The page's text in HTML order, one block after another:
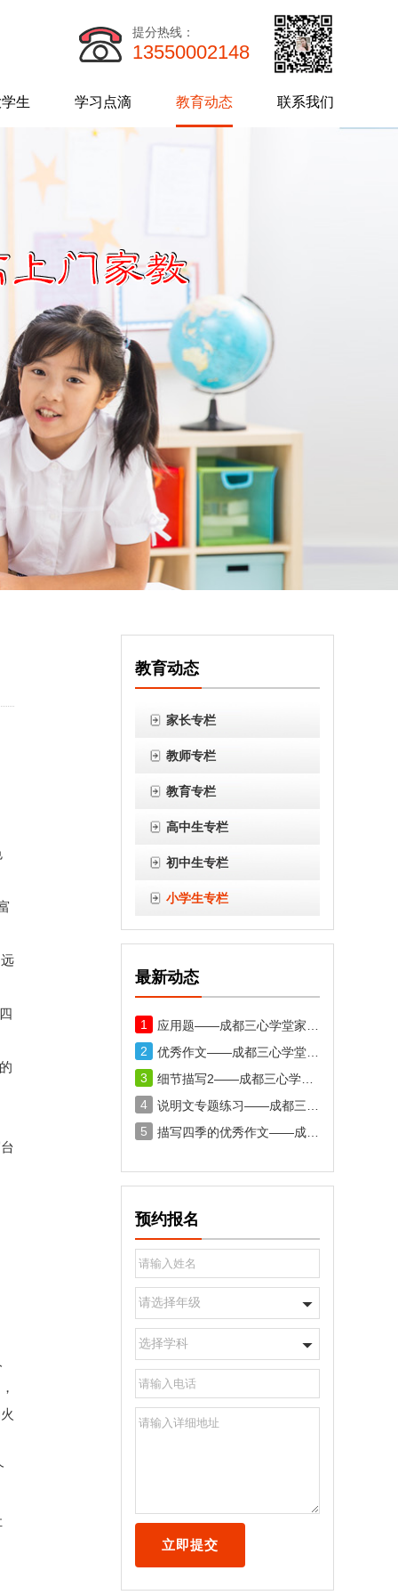
提分热线：
13550002148
生 学习点滴 教育动态 联系我们
教育动态
家长专栏
教师专栏
教育专栏
高中生专栏
初中生专栏
小学生专栏
最新动态
1
应用题——成都三心学堂家教网
2
优秀作文——成都三心学堂家教网
3
细节描写2——成都三心学堂家教网
4
说明文专题练习——成都三心学堂家教网
5
描写四季的优秀作文——成都三心学堂家教网
预约报名
请选择年级
选择学科